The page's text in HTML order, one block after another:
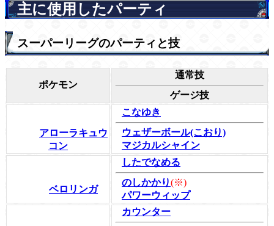
主に使用したパーティ
スーパーリーグのパーティと技
ポケモン
通常技
ゲージ技
アローラキュウ
コン
こなゆき
ウェザーボール(こおり)
マジカルシャイン
ベロリンガ
したでなめる
のしかかり(※)
パワーウィップ
カウンター